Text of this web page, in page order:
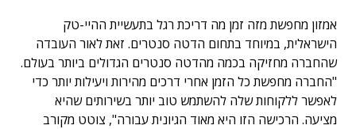
אמזון מחפשת מזה זמן מה דריכת רגל בתעשיית ההיי-טק
הישראלית, במיוחד בתחום הדטה סנטרים. זאת לאור העובדה
שהחברה מחזיקה בכמה מהדטה סנטרים הגדולים ביותר בעולם.
"החברה מחפשת כל הזמן אחרי דרכים מהירות ויעילות יותר כדי
לאפשר ללקוחות שלה להשתמש טוב יותר בשירותים שהיא
מציעה. הרכישה הזו היא מאוד הגיונית עבורה", צוטט מקורב